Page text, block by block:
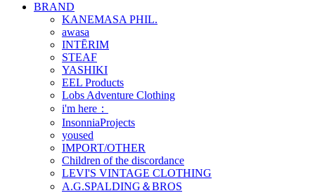
BRAND
KANEMASA PHIL.
awasa
INTĒRIM
STEAF
YASHIKI
EEL Products
Lobs Adventure Clothing
i'm here：
InsonniaProjects
yoused
IMPORT/OTHER
Children of the discordance
LEVI'S VINTAGE CLOTHING
A.G.SPALDING＆BROS